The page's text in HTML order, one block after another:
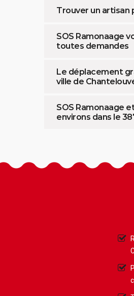
Trouver un artisan
SOS Ramonaage
toutes demandes
Le déplacement
ville de
SOS Ramonaage
environs dans le